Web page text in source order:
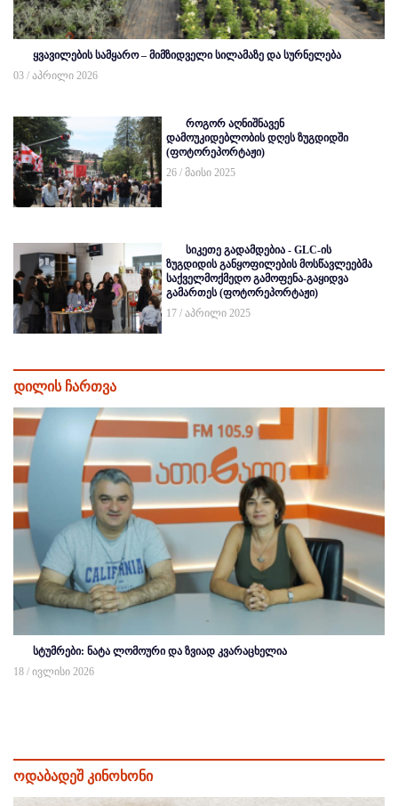
ყვავილების სამყარო – მიმზიდველი სილამაზე და სურნელება
03 / აპრილი 2026
როგორ აღნიშნავენ
დამოუკიდებლობის დღეს ზუგდიდში
(ფოტორეპორტაჟი)
26 / მაისი 2025
სიკეთე გადამდებია - GLC-ის
ზუგდიდის განყოფილების მოსწავლეებმა
საქველმოქმედო გამოფენა-გაყიდვა
გამართეს (ფოტორეპორტაჟი)
17 / აპრილი 2025
დილის ჩართვა
სტუმრები: ნატა ლომოური და ზვიად კვარაცხელია
18 / ივლისი 2026
ოდაბადეშ კინოხონი